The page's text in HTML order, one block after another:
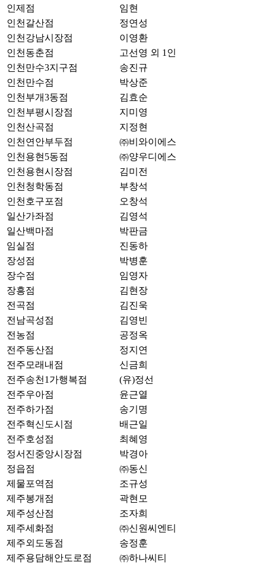
인제점
임현
인천갈산점
정연성
인천강남시장점
이영환
인천동춘점
고선영 외 1인
인천만수3지구점
송진규
인천만수점
박상준
인천부개3동점
김효순
인천부평시장점
지미영
인천산곡점
지정현
인천연안부두점
㈜비와이에스
인천용현5동점
㈜양우디에스
인천용현시장점
김미전
인천청학동점
부창석
인천호구포점
오창석
일산가좌점
김영석
일산백마점
박판금
임실점
진동하
장성점
박병훈
장수점
임영자
장흥점
김현장
전곡점
김진욱
전남곡성점
김영빈
전농점
공정옥
전주동산점
정지연
전주모래내점
신금희
전주송천1가행복점
(유)정선
전주우아점
윤근열
전주하가점
송기명
전주혁신도시점
배근일
전주호성점
최혜영
정서진중앙시장점
박경아
정읍점
㈜동신
제물포역점
조규성
제주봉개점
곽현모
제주성산점
조자희
제주세화점
㈜신원씨엔티
제주외도동점
송정훈
제주용담해안도로점
㈜하나씨티